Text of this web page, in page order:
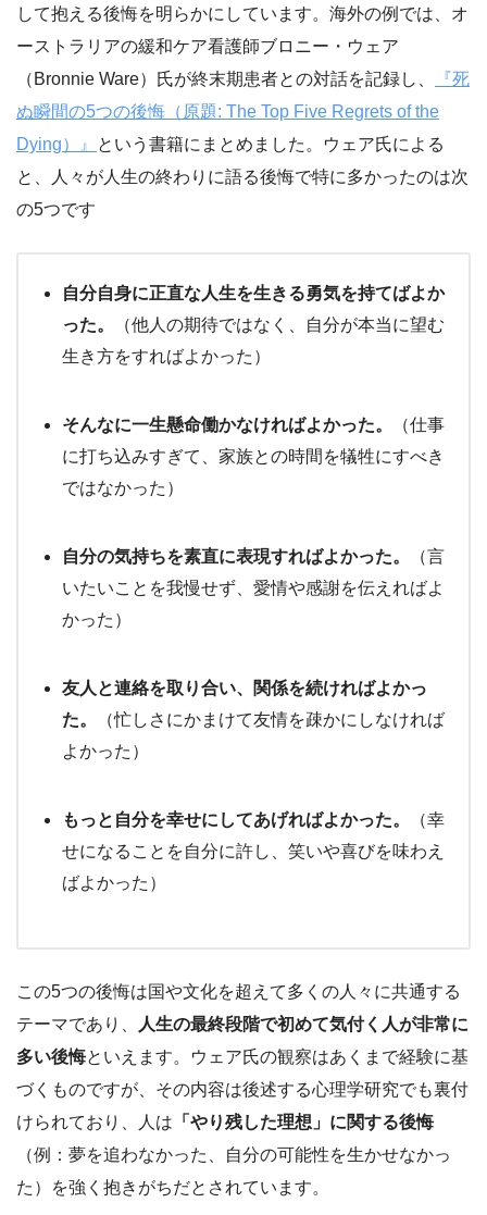
して抱える後悔を明らかにしています。海外の例では、オ
ーストラリアの緩和ケア看護師ブロニー・ウェア
（Bronnie Ware）氏が終末期患者との対話を記録し、
『死
ぬ瞬間の5つの後悔（原題: The Top Five Regrets of the
Dying）』
という書籍にまとめました。ウェア氏による
と、人々が人生の終わりに語る後悔で特に多かったのは次
の5つです​
自分自身に正直な人生を生きる勇気を持てばよか
った。
（他人の期待ではなく、自分が本当に望む
生き方をすればよかった）
そんなに一生懸命働かなければよかった。
（仕事
に打ち込みすぎて、家族との時間を犠牲にすべき
ではなかった）​
自分の気持ちを素直に表現すればよかった。
（言
いたいことを我慢せず、愛情や感謝を伝えればよ
かった）​
友人と連絡を取り合い、関係を続ければよかっ
た。
（忙しさにかまけて友情を疎かにしなければ
よかった）​
もっと自分を幸せにしてあげればよかった。
（幸
せになることを自分に許し、笑いや喜びを味わえ
ばよかった）​
この5つの後悔は国や文化を超えて多くの人々に共通する
テーマであり、
人生の最終段階で初めて気付く人が非常に
多い後悔といえます。ウェア氏の観察はあくまで経験に基
づくものですが、その内容は後述する心理学研究でも裏付
けられており、人は 「やり残した理想」に関する後悔
（例：夢を追わなかった、自分の可能性を生かせなかっ
た）を強く抱きがちだとされています。